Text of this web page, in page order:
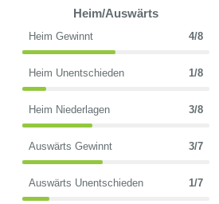
Heim/Auswärts
Heim Gewinnt 4/8
Heim Unentschieden 1/8
Heim Niederlagen 3/8
Auswärts Gewinnt 3/7
Auswärts Unentschieden 1/7